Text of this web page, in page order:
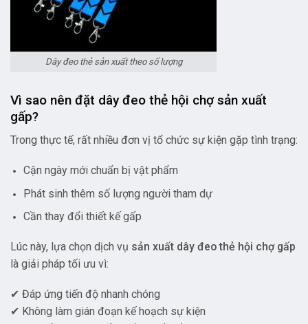
Dây đeo thẻ sản xuất theo số lượng
Vì sao nên đặt dây đeo thẻ hội chợ sản xuất
gấp?
Trong thực tế, rất nhiều đơn vị tổ chức sự kiện gặp tình trạng:
Cận ngày mới chuẩn bị vật phẩm
Phát sinh thêm số lượng người tham dự
Cần thay đổi thiết kế gấp
Lúc này, lựa chọn dịch vụ sản xuất dây đeo thẻ hội chợ gấp
là giải pháp tối ưu vì:
✔ Đáp ứng tiến độ nhanh chóng
✔ Không làm gián đoạn kế hoạch sự kiện